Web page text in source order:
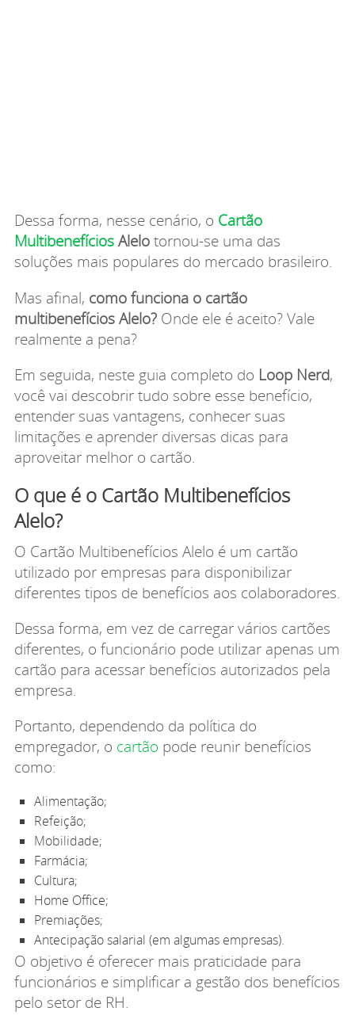
Dessa forma, nesse cenário, o Cartão
MultibenefíciosAlelotornou-se uma das
soluções mais populares do mercado brasileiro.
Mas afinal, como funciona o cartão
multibenefícios Alelo?Onde ele é aceito? Vale
realmente a pena?
Em seguida, neste guia completo do Loop Nerd,
você vai descobrir tudo sobre esse benefício,
entender suas vantagens, conhecer suas
limitações e aprender diversas dicas para
aproveitar melhor o cartão.
O que é o Cartão Multibenefícios
Alelo?
O Cartão Multibenefícios Alelo é um cartão
utilizado por empresas para disponibilizar
diferentes tipos de benefícios aos colaboradores.
Dessa forma, em vez de carregar vários cartões
diferentes, o funcionário pode utilizar apenas um
cartão para acessar benefícios autorizados pela
empresa.
Portanto, dependendo da política do
empregador, o cartão pode reunir benefícios
como:
Alimentação;
Refeição;
Mobilidade;
Farmácia;
Cultura;
Home Office;
Premiações;
Antecipação salarial (em algumas empresas).
O objetivo é oferecer mais praticidade para
funcionários e simplificar a gestão dos benefícios
pelo setor de RH.